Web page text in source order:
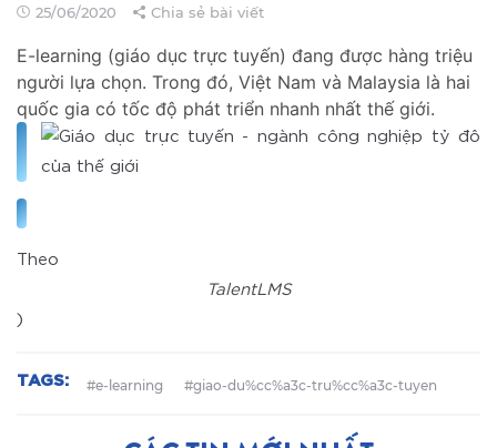
25/06/2020 Chia sẻ bài viết
E-learning (giáo dục trực tuyến) đang được hàng triệu
người lựa chọn. Trong đó, Việt Nam và Malaysia là hai
quốc gia có tốc độ phát triển nhanh nhất thế giới.
Theo
TalentLMS
)
TAGS: #e-learning #giao-du%cc%a3c-tru%cc%a3c-tuyen